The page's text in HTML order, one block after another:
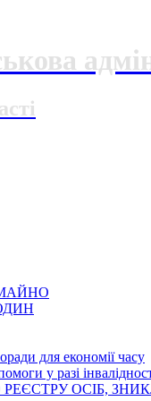
для економії часу
у разі
ОСІБ,